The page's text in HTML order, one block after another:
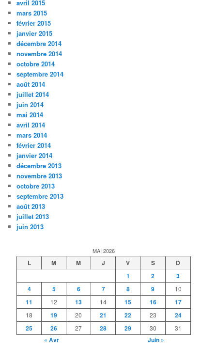
avril 2015
mars 2015
février 2015
janvier 2015
décembre 2014
novembre 2014
octobre 2014
septembre 2014
août 2014
juillet 2014
juin 2014
mai 2014
avril 2014
mars 2014
février 2014
janvier 2014
décembre 2013
novembre 2013
octobre 2013
septembre 2013
août 2013
juillet 2013
juin 2013
MAI 2026
L M M J V S
D
1
2
3
4
5 6 7 8 9 10
11 12 13 14 15 16 17
18 19 20 21 22 23
24
25
26 27 28 29 30 31
« Avr Juin »